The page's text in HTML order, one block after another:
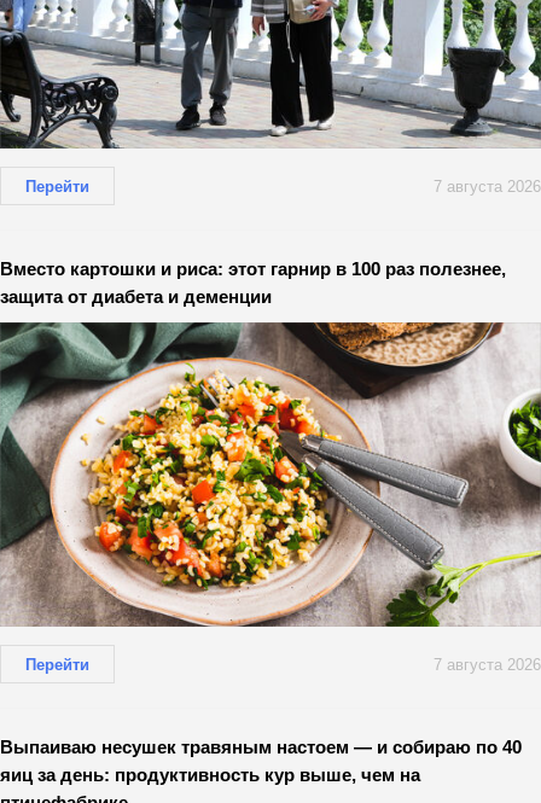
Перейти 7 августа 2026
Вместо картошки и риса: этот гарнир в 100 раз полезнее,
защита от диабета и деменции
Перейти 7 августа 2026
Выпаиваю несушек травяным настоем — и собираю по 40
яиц за день: продуктивность кур выше, чем на